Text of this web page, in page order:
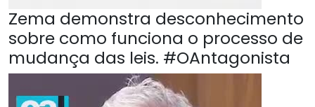
Zema demonstra desconhecimento
sobre como funciona o processo de
mudança das leis. #OAntagonista